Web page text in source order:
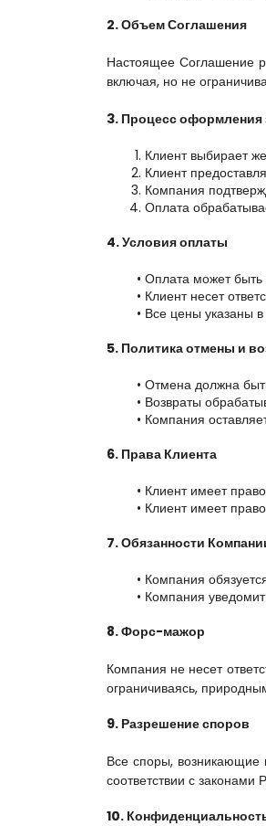
2. Объем Соглашения
Настоящее Соглашение
включая, но не
3. Процесс оформления
Клиент выбирает
Клиент
Компания
Оплата
4. Условия оплаты
Оплата может быть
Клиент несет
Все цены указаны
5. Политика отмены и
Отмена должна
Возвраты
Компания
6. Права Клиента
Клиент имеет
Клиент имеет
7. Обязанности
Компания
Компания
8. Форс-мажор
Компания не несет
ограничиваясь,
9. Разрешение споров
Все споры, возникающие
соответствии с законами
10.